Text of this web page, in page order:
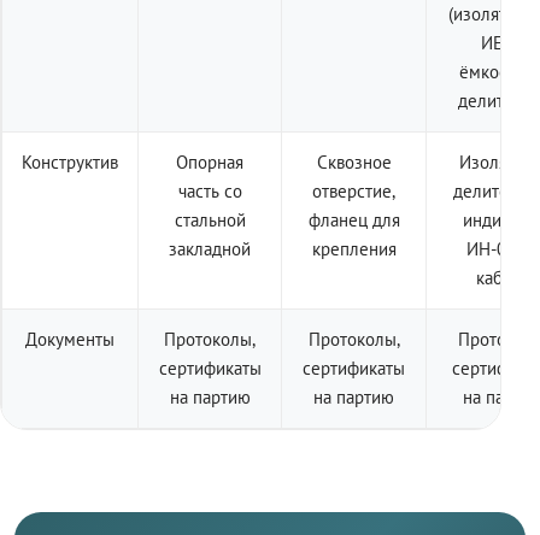
(изолятор
ИЕп с
Конструктив
Опорная
часть со
стальной
закладной
Сквозное
отверстие,
фланец для
крепления
Изолятор
ИН-001 +
кабель
Документы
Протоколы,
сертификаты
на партию
Протоколы,
сертификаты
на партию
на